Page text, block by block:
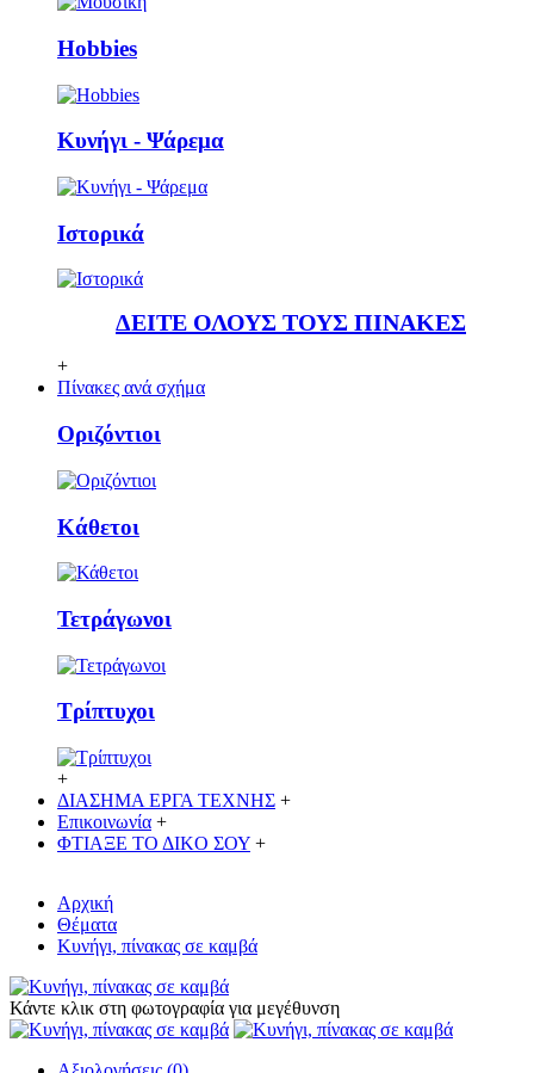
Ηobbies
Κυνήγι - Ψάρεμα
Ιστορικά
ΔΕΙΤΕ ΟΛΟΥΣ ΤΟΥΣ ΠΙΝΑΚΕΣ
+
Πίνακες ανά σχήμα
Οριζόντιοι
Κάθετoι
Τετράγωνοι
Τρίπτυχοι
+
ΔΙΑΣΗΜΑ ΕΡΓΑ ΤΕΧΝΗΣ +
Επικοινωνία +
ΦΤΙΑΞΕ ΤΟ ΔΙΚO ΣΟΥ +
Αρχική
Θέματα
Κυνήγι, πίνακας σε καμβά
Κάντε κλικ στη φωτογραφία για μεγέθυνση